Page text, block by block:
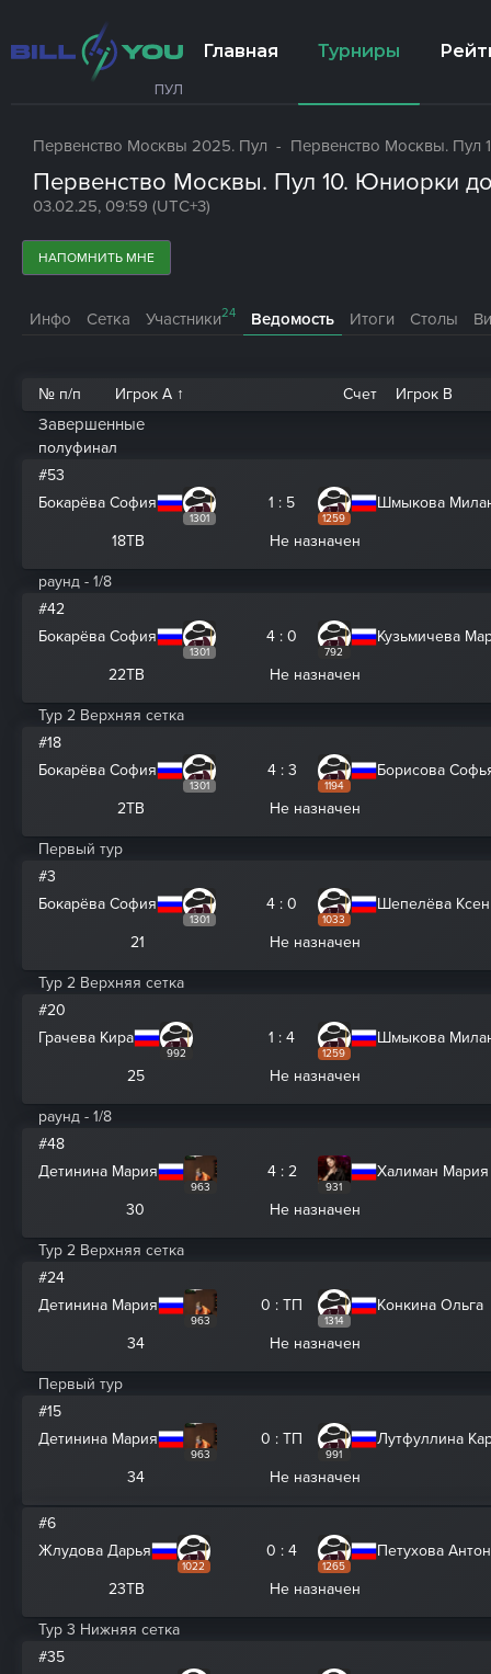
ПУЛ
Главная Турниры
Первенство Москвы 2025. Пул - Первенство Москвы. Пул
Первенство Москвы. Пул 10. Юниорки до
03.02.25, 09:59 (UTC+3)
НАПОМНИТЬ МНЕ
Инфо Сетка Участники24 Ведомость Итоги Столы
№ п/п Игрок A ↑ Счет Игрок B
Завершенные
полуфинал
#53
Бокарёва София
1301
1 : 5
1259
Шмыкова
18ТВ Не назначен
раунд - 1/8
#42
Бокарёва София
1301
4 : 0
792
Кузьмичева
22ТВ Не назначен
Тур 2 Верхняя сетка
#18
Бокарёва София
1301
4 : 3
1194
Борисова
2ТВ Не назначен
Первый тур
#3
Бокарёва София
1301
4 : 0
1033
Шепелёва
21 Не назначен
Тур 2 Верхняя сетка
#20
Грачева Кира
992
1 : 4
1259
Шмыкова
25 Не назначен
раунд - 1/8
#48
Детинина Мария
963
4 : 2
931
Халиман Мария
30 Не назначен
Тур 2 Верхняя сетка
#24
Детинина Мария
963
0 : ТП
1314
Конкина Ольга
34 Не назначен
Первый тур
#15
Детинина Мария
963
0 : ТП
991
Лутфуллина
34 Не назначен
#6
Жлудова Дарья
1022
0 : 4
1265
Петухова
23ТВ Не назначен
Тур 3 Нижняя сетка
#35